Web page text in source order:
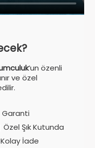
’un özenli
ve özel
Garanti
Özel Şık Kutunda
Kolay İade